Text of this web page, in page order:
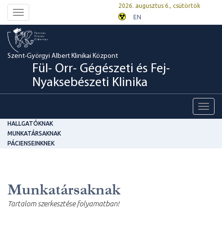
Toggle
navigation
2026. augusztus 6., csütörtök
EN
Szent-Györgyi Albert Klinikai Központ
Fül- Orr- Gégészeti és Fej-
Nyaksebészeti Klinika
HALLGATÓKNAK
MUNKATÁRSAKNAK
PÁCIENSEINKNEK
Munkatársaknak
Tartalom szerkesztése folyamatban!